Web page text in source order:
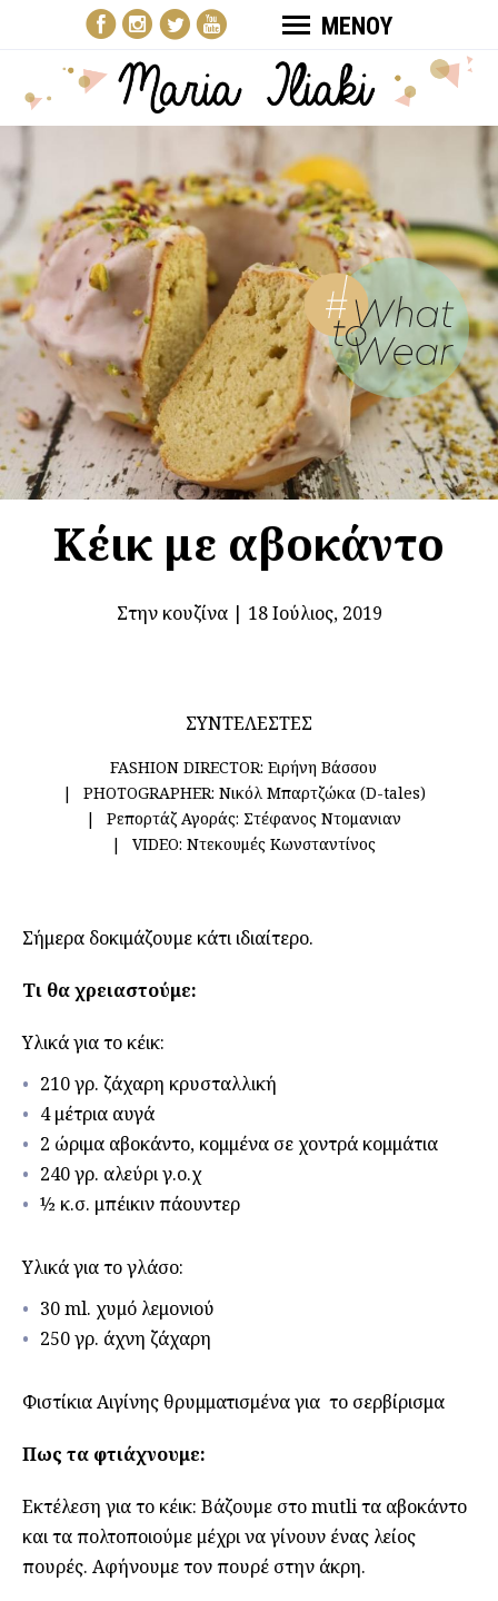
ΜΕΝΟΥ
Κέικ με αβοκάντο
Στην κουζίνα| 18 Ιούλιος, 2019
ΣΥΝΤΕΛΕΣΤΕΣ
FASHION DIRECTOR: Ειρήνη Βάσσου
PHOTOGRAPHER: Νικόλ Μπαρτζώκα (D-tales)
Ρεπορτάζ Αγοράς: Στέφανος Ντομανιαν
VIDEO: Ντεκουμές Κωνσταντίνος
Σήμερα δοκιμάζουμε κάτι ιδιαίτερο.
Τι θα χρειαστούμε:
Υλικά για το κέικ:
210 γρ. ζάχαρη κρυσταλλική
4 μέτρια αυγά
2 ώριμα αβοκάντο, κομμένα σε χοντρά κομμάτια
240 γρ. αλεύρι γ.ο.χ
½ κ.σ. μπέικιν πάουντερ
Υλικά για το γλάσο:
30 ml. χυμό λεμονιού
250 γρ. άχνη ζάχαρη
Φιστίκια Αιγίνης θρυμματισμένα για το σερβίρισμα
Πως τα φτιάχνουμε:
Εκτέλεση για το κέικ: Βάζουμε στο mutli τα αβοκάντο
και τα πολτοποιούμε μέχρι να γίνουν ένας λείος
πουρές. Αφήνουμε τον πουρέ στην άκρη.